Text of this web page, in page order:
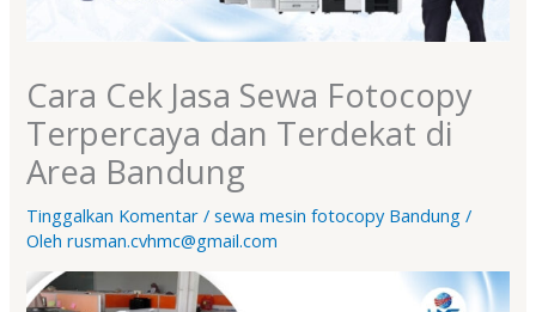
Cara Cek Jasa Sewa Fotocopy
Terpercaya dan Terdekat di
Area Bandung
Tinggalkan Komentar /sewa mesin fotocopy Bandung /
Olehrusman.cvhmc@gmail.com